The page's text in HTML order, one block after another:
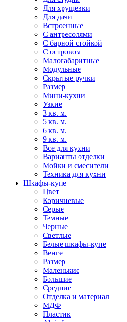
Для хрущевки
Для дачи
Встроенные
С антресолями
С барной стойкой
С островом
Малогабаритные
Модульные
Скрытые ручки
Размер
Мини-кухни
Узкие
3 кв. м.
5 кв. м.
6 кв. м.
9 кв. м.
Все для кухни
Варианты отделки
Мойки и смесители
Техника для кухни
Шкафы-купе
Цвет
Коричневые
Серые
Темные
Черные
Светлые
Белые шкафы-купе
Венге
Размер
Маленькие
Большие
Средние
Отделка и материал
МДФ
Пластик